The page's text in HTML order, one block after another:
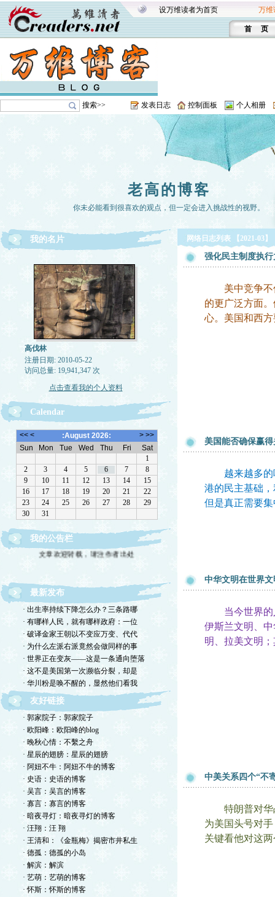
设万维读者为首页 万维
首 页
搜索>> 发表日志 控制面板 个人相册
老高的博客
你未必能看到很喜欢的观点，但一定会进入挑战性的视野。
我的名片
高伐林
注册日期: 2010-05-22
访问总量: 19,941,347 次
点击查看我的个人资料
Calendar
我的公告栏
文章欢迎转载，请注作者出处
最新发布
· 出生率持续下降怎么办？三条路哪
· 有哪样人民，就有哪样政府：一位
· 破译金家王朝以不变应万变、代代
· 为什么左派右派竟然会做同样的事
· 世界正在变灰——这是一条通向堕落
· 这不是美国第一次濒临分裂，却是
· 华川粉是唤不醒的，显然他们看我
友好链接
· 郭家院子：郭家院子
· 欧阳峰：欧阳峰的blog
· 晚秋心情：不繫之舟
· 星辰的翅膀：星辰的翅膀
· 阿妞不牛：阿妞不牛的博客
· 史语：史语的博客
· 吴言：吴言的博客
· 寡言：寡言的博客
· 暗夜寻灯：暗夜寻灯的博客
· 汪翔：汪 翔
· 王清和：《金瓶梅》揭密市井私生
· 德孤：德孤的小岛
· 解滨：解滨
· 艺萌：艺萌的博客
· 怀斯：怀斯的博客
网络日志列表 【2021-03】
强化民主制度执
美中竞争不仅
的更广泛方面
心。 美国和西
美国能否确保赢
越来越多的呼
港的民主基础
但是真正需要
中华文明在世界
当今世界的人
伊斯兰文明、
明、拉美文明
中美关系四个“不
特朗普对
为美国头号对
关键看他对这